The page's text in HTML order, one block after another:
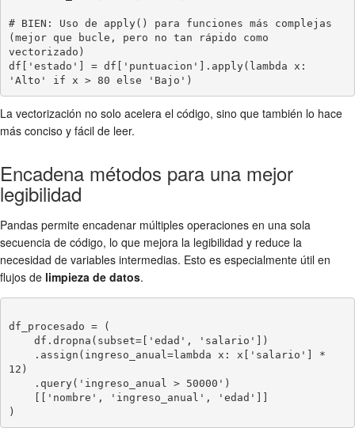
# BIEN: Uso de apply() para funciones más complejas
(mejor que bucle, pero no tan rápido como
vectorizado)
df['estado'] = df['puntuacion'].apply(lambda x:
La vectorización no solo acelera el código, sino que también lo hace
más conciso y fácil de leer.
Encadena métodos para una mejor
legibilidad
Pandas permite encadenar múltiples operaciones en una sola
secuencia de código, lo que mejora la legibilidad y reduce la
necesidad de variables intermedias. Esto es especialmente útil en
flujos de limpieza de datos.
df_procesado = (
12)